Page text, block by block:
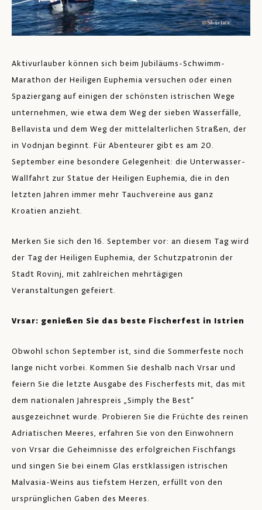
Aktivurlauber können sich beim Jubiläums-Schwimm-
Marathon der Heiligen Euphemia versuchen oder einen
Spaziergang auf einigen der schönsten istrischen Wege
unternehmen, wie etwa dem Weg der sieben Wasserfälle,
Bellavista und dem Weg der mittelalterlichen Straßen, der
in Vodnjan beginnt. Für Abenteurer gibt es am 20.
September eine besondere Gelegenheit: die Unterwasser-
Wallfahrt zur Statue der Heiligen Euphemia, die in den
letzten Jahren immer mehr Tauchvereine aus ganz
Kroatien anzieht.
Merken Sie sich den 16. September vor: an diesem Tag wird
der Tag der Heiligen Euphemia, der Schutzpatronin der
Stadt Rovinj, mit zahlreichen mehrtägigen
Veranstaltungen gefeiert.
Vrsar: genießen Sie das beste Fischerfest in Istrien
Obwohl schon September ist, sind die Sommerfeste noch
lange nicht vorbei. Kommen Sie deshalb nach Vrsar und
feiern Sie die letzte Ausgabe des Fischerfests mit, das mit
dem nationalen Jahrespreis „Simply the Best“
ausgezeichnet wurde. Probieren Sie die Früchte des reinen
Adriatischen Meeres, erfahren Sie von den Einwohnern
von Vrsar die Geheimnisse des erfolgreichen Fischfangs
und singen Sie bei einem Glas erstklassigen istrischen
Malvasia-Weins aus tiefstem Herzen, erfüllt von den
ursprünglichen Gaben des Meeres.